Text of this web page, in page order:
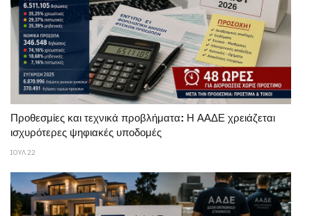
Προθεσμίες και τεχνικά προβλήματα: Η ΑΑΔΕ χρειάζεται
ισχυρότερες ψηφιακές υποδομές
ΙΟΥΛ 22